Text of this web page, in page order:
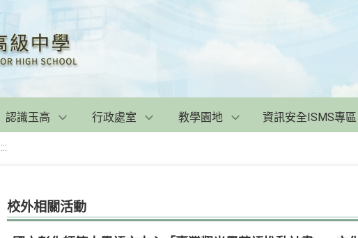
認識玉高 行政處室 教學園地 資訊安全ISMS專區
:::
校外相關活動